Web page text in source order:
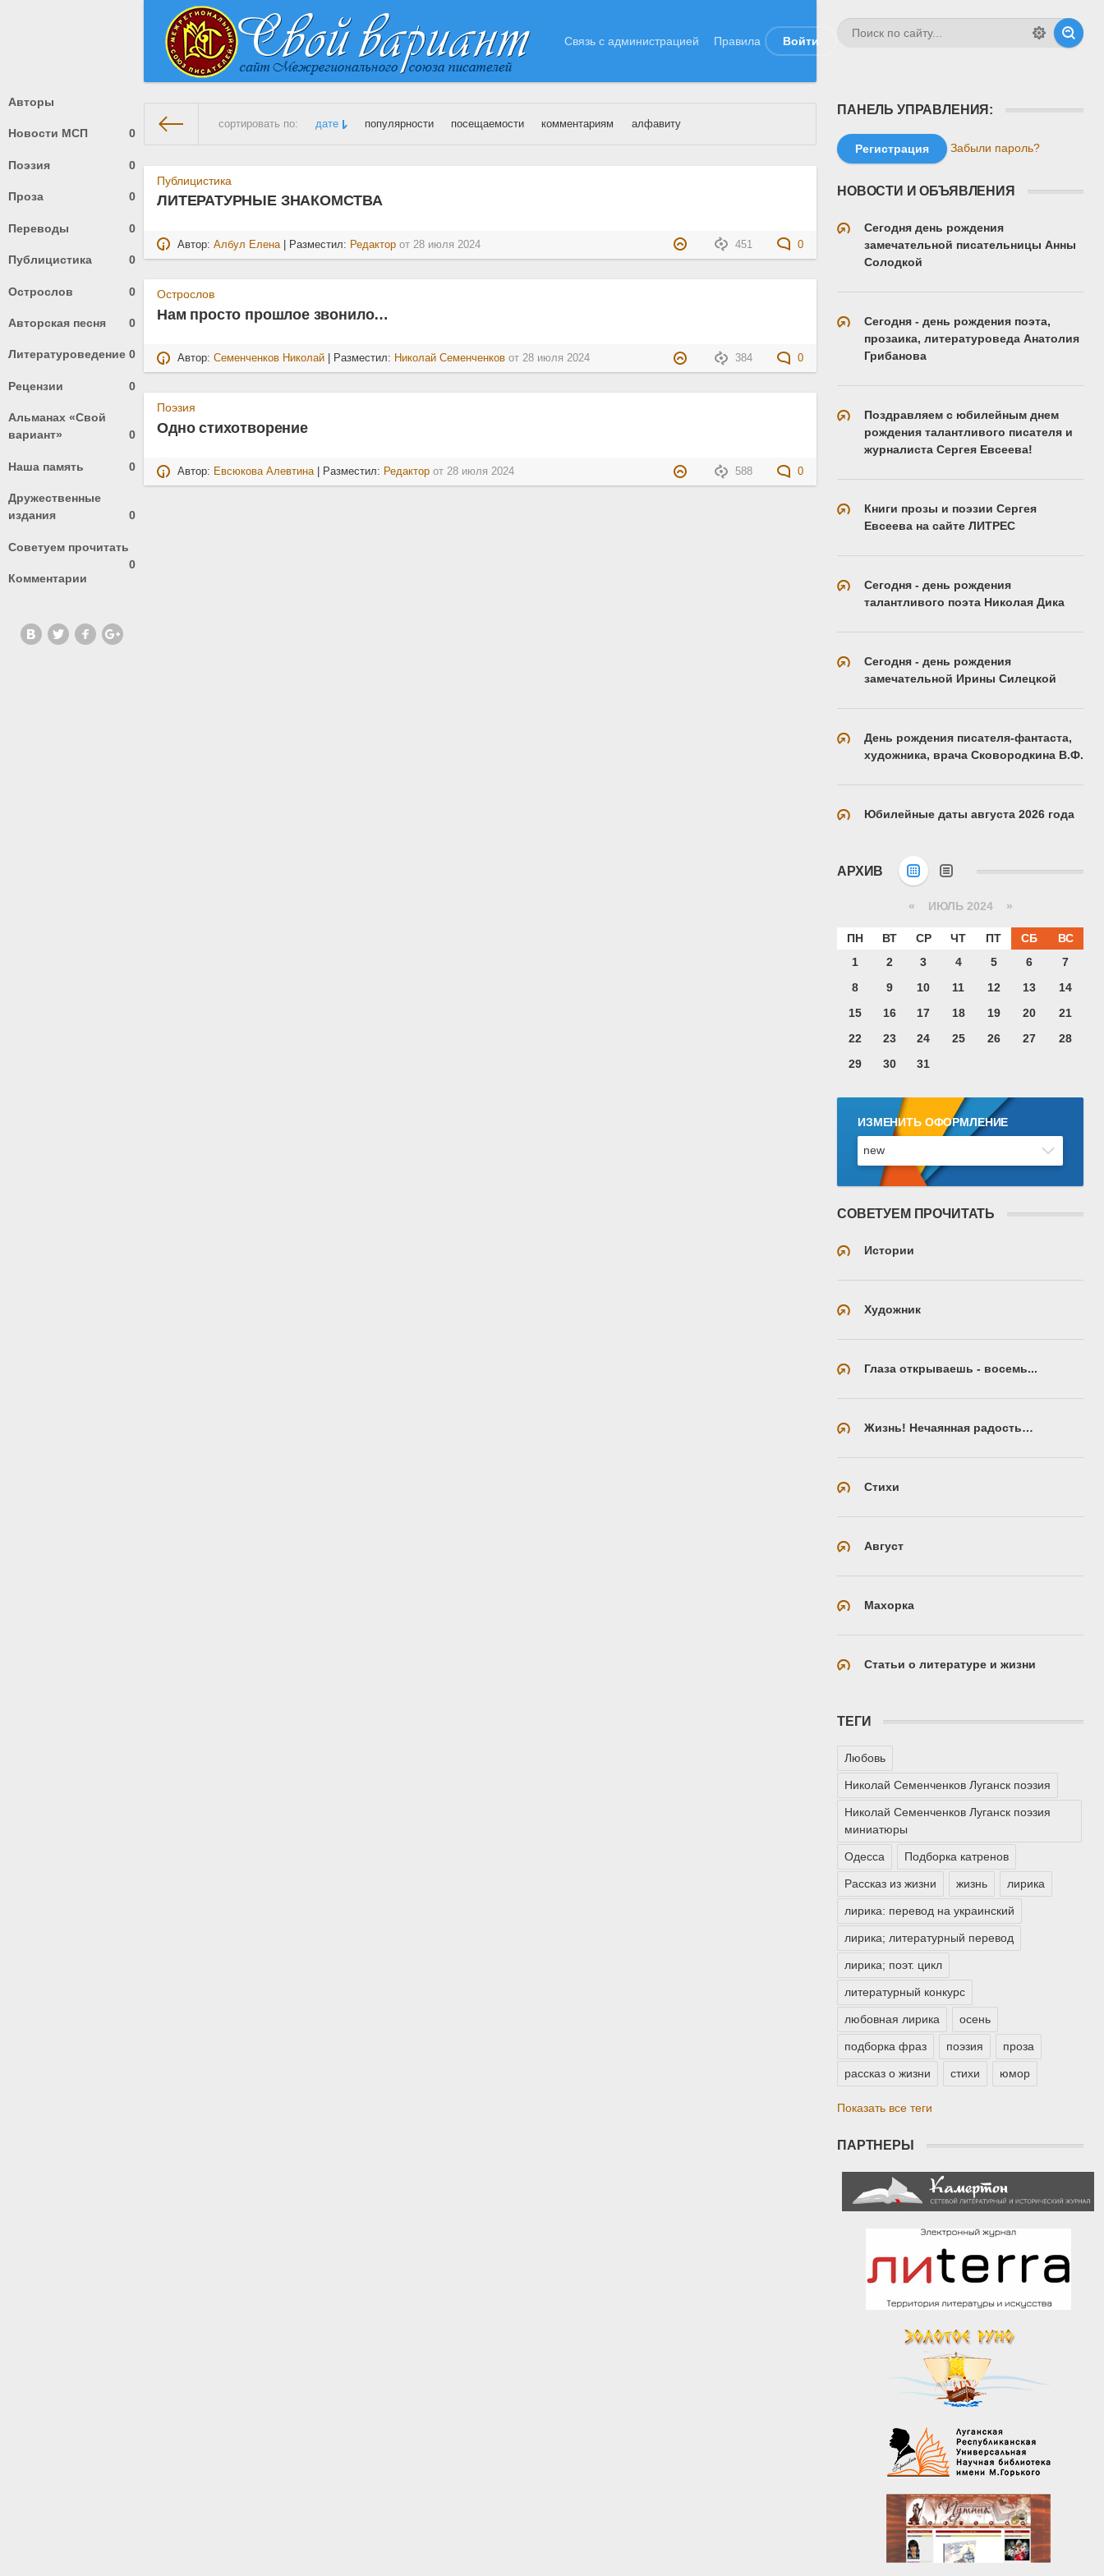
Связь с администрацией Правила Войти
Авторы
Новости МСП 0
Поэзия 0
Проза 0
Переводы 0
Публицистика 0
Острослов 0
Авторская песня 0
Литературоведение 0
Рецензии 0
Альманах «Свой
вариант»
0
Наша память 0
Дружественные
издания
0
Советуем прочитать
0
Комментарии
сортировать по: дате популярности посещаемости комментариям алфавиту
На главную» Материалы за 28.07.2024
Публицистика
ЛИТЕРАТУРНЫЕ ЗНАКОМСТВА
451 0
Автор:Албул Елена| Разместил: Редактор от28 июля 2024
Острослов
Нам просто прошлое звонило…
384 0
Автор:Семенченков Николай | Разместил: Николай Семенченков от28 июля 2024
Поэзия
Одно стихотворение
588 0
Автор: Евсюкова Алевтина| Разместил: Редактор от28 июля 2024
ПАНЕЛЬ УПРАВЛЕНИЯ:
Регистрация Забыли пароль?
НОВОСТИ И ОБЪЯВЛЕНИЯ
Сегодня день рождения
замечательной писательницы Анны
Солодкой
Сегодня - день рождения поэта,
прозаика, литературоведа Анатолия
Грибанова
Поздравляем с юбилейным днем
рождения талантливого писателя и
журналиста Сергея Евсеева!
Книги прозы и поэзии Сергея
Евсеева на сайте ЛИТРЕС
Сегодня - день рождения
талантливого поэта Николая Дика
Сегодня - день рождения
замечательной Ирины Силецкой
День рождения писателя-фантаста,
художника, врача Сковородкина В.Ф.
Юбилейные даты августа 2026 года
АРХИВ
« ИЮЛЬ 2024 »
ПН ВТ СР ЧТ ПТ СБ
ВС
1
2 3 4 5 6
7
8
9 10 11 12 13
14
15
16 17 18 19 20
21
22
23 24 25 26 27
28
29
30 31
ИЗМЕНИТЬ ОФОРМЛЕНИЕ
СОВЕТУЕМ ПРОЧИТАТЬ
Истории
Художник
Глаза открываешь - восемь...
Жизнь! Нечаянная радость…
Стихи
Август
Махорка
Статьи о литературе и жизни
ТЕГИ
Любовь
Николай Семенченков Луганск поэзия
Николай Семенченков Луганск поэзия
миниатюры
Одесса Подборка катренов
Рассказ из жизни жизнь лирика
лирика: перевод на украинский
лирика; литературный перевод
лирика; поэт. цикл
литературный конкурс
любовная лирика осень
подборка фраз поэзия проза
рассказ о жизни стихи юмор
Показать все теги
ПАРТНЕРЫ